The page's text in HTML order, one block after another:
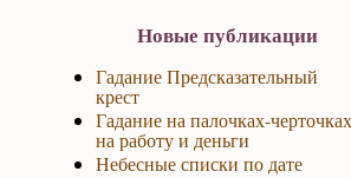
Новые публикации
Гадание Предсказательный
крест
Гадание на палочках-черточках
на работу и деньги
Небесные списки по дате